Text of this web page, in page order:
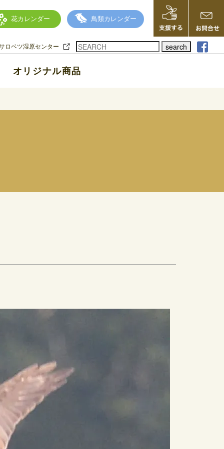
花カレンダー 鳥類カレンダー
ロベツ湿原センター search
オリジナル商品